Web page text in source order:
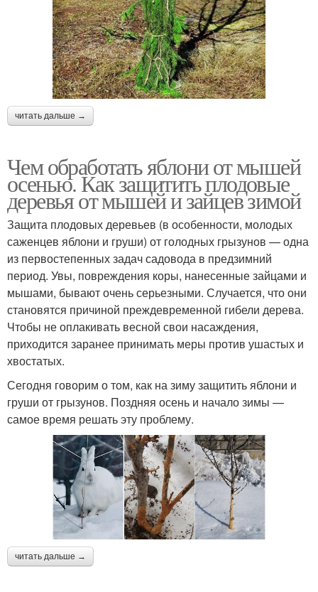
читать дальше →
Чем обработать яблони от мышей
осенью. Как защитить плодовые
деревья от мышей и зайцев зимой
Защита плодовых деревьев (в особенности, молодых
саженцев яблони и груши) от голодных грызунов — одна
из первостепенных задач садовода в предзимний
период. Увы, повреждения коры, нанесенные зайцами и
мышами, бывают очень серьезными. Случается, что они
становятся причиной преждевременной гибели дерева.
Чтобы не оплакивать весной свои насаждения,
приходится заранее принимать меры против ушастых и
хвостатых.
Сегодня говорим о том, как на зиму защитить яблони и
груши от грызунов. Поздняя осень и начало зимы —
самое время решать эту проблему.
читать дальше →